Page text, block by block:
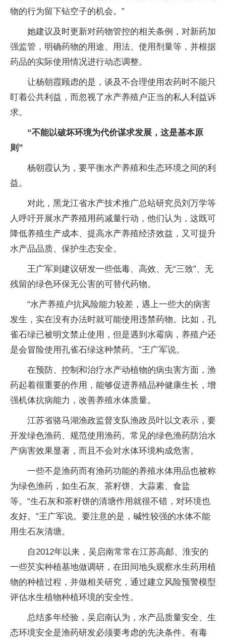
物的行为留下钻空子的机会。”
她建议及时更新对药物管控的相关条例，对新药加
强监管，明确药物的用途、用法、使用剂量等，并根据
药品的实际使用情况进行动态调整。
让杨朝霞顾虑的是，谈及不合理使用农药时不能只
盯着公共利益，而忽视了水产养殖户正当的私人利益诉
求。
“不能以破坏环境为代价谋求发展，这是基本原
则”
杨朝霞认为，要平衡水产养殖和生态环境之间的利
益。
对此，黑龙江省水产技术推广总站研究员刘万学等
人呼吁开展水产养殖用药减量行动，他们认为，这既可
降低养殖生产成本、提高水产养殖经济效益，又可提升
水产品品质、保护生态安全。
王广军则建议研发一些低毒、高效、无“三致”、无
残留的绿色环保无公害的可替代药物。
“水产养殖户抗风险能力较差，遇上一些大的病害
发生，实在没有办法时就可能使用违禁药物。比如，孔
雀石绿已被明文禁止使用，但是遇到水霉病，养殖户还
是会冒险使用孔雀石绿这种禁药。”王广军说。
在预防、控制和治疗水产动植物的病虫害方面，渔
药起着很重要的作用，能够促进养殖品种健康生长，增
强机体抗病能力，改善养殖水体质量。
江苏省骆马湖渔政监督支队渔政员叶以文表示，要
开发绿色渔药、规范使用渔药。常见的绿色渔药防治水
产病害效果显著，而且不会对水体环境构成危害。
一些不是渔药而有渔药功能的养殖水体用品也被称
为绿色渔药，如生石灰、茶籽饼、大蒜素、食盐
等。“生石灰和茶籽饼的清塘作用就很不错，对环境也
友好。”王广军说。要注意的是，碱性较强的水体不能
用生石灰清塘。
自2012年以来，吴启南常常在江苏高邮、淮安的
一些芡实种植基地做调研，在田间地头观察水生药用植
物的种植过程，并做相关研究，通过建立风险预警模型
评估水生植物种植环境的安全性。
总结多年经验，吴启南认为，水产品质量安全、生
态环境安全是渔药研发必须要考虑的先决条件。有毒